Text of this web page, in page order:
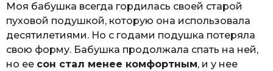
Моя бабушка всегда гордилась своей старой
пуховой подушкой, которую она использовала
десятилетиями. Но с годами подушка потеряла
свою форму. Бабушка продолжала спать на ней,
но ее сон стал менее комфортным, и у нее